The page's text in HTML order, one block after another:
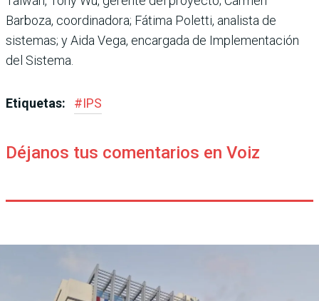
Barboza, coordinadora; Fátima Poletti, analista de
sistemas; y Aida Vega, encargada de Implementación
del Sistema.
Etiquetas: #IPS
Déjanos tus comentarios en Voiz